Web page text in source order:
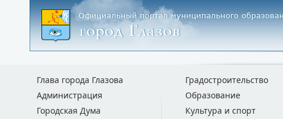
Глава города Глазова
Администрация
Городская Дума
Градостроительство
Образование
Культура и спорт